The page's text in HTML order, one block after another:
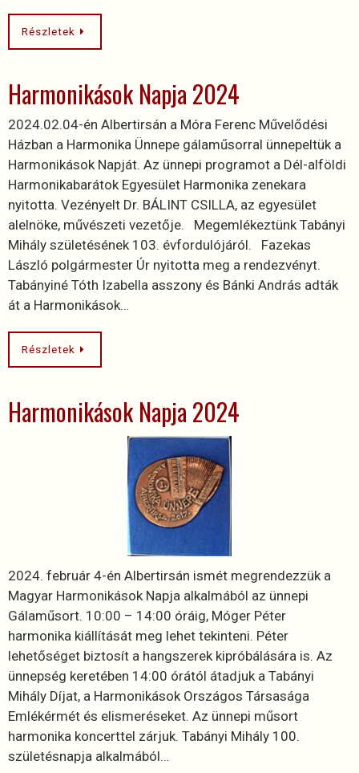
Részletek
Harmonikások Napja 2024
2024.02.04-én Albertirsán a Móra Ferenc Művelődési
Házban a Harmonika Ünnepe gálaműsorral ünnepeltük a
Harmonikások Napját. Az ünnepi programot a Dél-alföldi
Harmonikabarátok Egyesület Harmonika zenekara
nyitotta. Vezényelt Dr. BÁLINT CSILLA, az egyesület
alelnöke, művészeti vezetője. Megemlékeztünk Tabányi
Mihály születésének 103. évfordulójáról. Fazekas
László polgármester Úr nyitotta meg a rendezvényt.
Tabányiné Tóth Izabella asszony és Bánki András adták
át a Harmonikások…
Részletek
Harmonikások Napja 2024
2024. február 4-én Albertirsán ismét megrendezzük a
Magyar Harmonikások Napja alkalmából az ünnepi
Gálaműsort. 10:00 – 14:00 óráig, Móger Péter
harmonika kiállítását meg lehet tekinteni. Péter
lehetőséget biztosít a hangszerek kipróbálására is. Az
ünnepség keretében 14:00 órától átadjuk a Tabányi
Mihály Díjat, a Harmonikások Országos Társasága
Emlékérmét és elismeréseket. Az ünnepi műsort
harmonika koncerttel zárjuk. Tabányi Mihály 100.
születésnapja alkalmából…